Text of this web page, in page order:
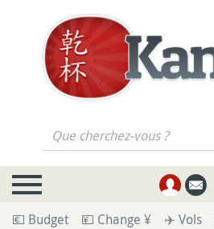
Que cherchez-vous ?
💶 Budget 💴 Change ¥ ✈️ Vols